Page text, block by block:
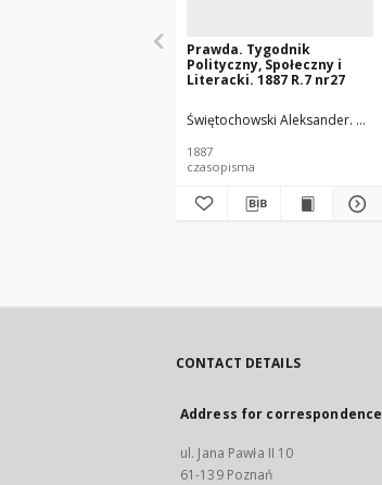
Prawda. Tygodnik
Polityczny, Społeczny i
Literacki. 1887 R.7 nr27
Świętochowski Aleksander. Wyd.
1887
czasopisma
CONTACT DETAILS
Address for correspondence
ul. Jana Pawła II 10
61-139 Poznań